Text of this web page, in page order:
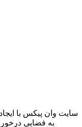
سایت وان پیکس با
به فضایی